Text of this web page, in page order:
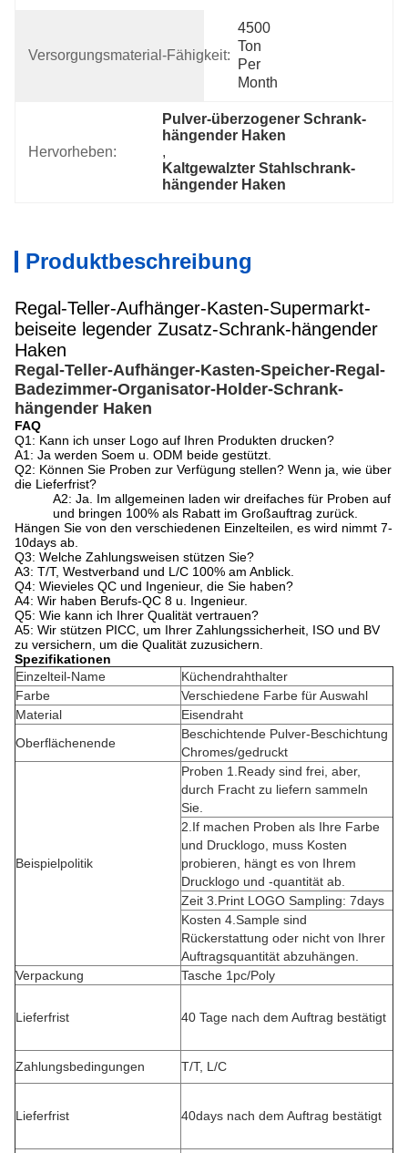
Versorgungsmaterial-Fähigkeit:
4500
Ton
Per
Month
Hervorheben:
Pulver-überzogener Schrank-
hängender Haken
,
Kaltgewalzter Stahlschrank-
hängender Haken
Produktbeschreibung
Regal-Teller-Aufhänger-Kasten-Supermarkt-
beiseite legender Zusatz-Schrank-hängender
Haken
Regal-Teller-Aufhänger-Kasten-Speicher-Regal-
Badezimmer-Organisator-Holder-Schrank-
hängender Haken
FAQ
Q1: Kann ich unser Logo auf Ihren Produkten drucken?
A1: Ja werden Soem u. ODM beide gestützt.
Q2: Können Sie Proben zur Verfügung stellen? Wenn ja, wie über
die Lieferfrist?
A2: Ja. Im allgemeinen laden wir dreifaches für Proben auf
und bringen 100% als Rabatt im Großauftrag zurück.
Hängen Sie von den verschiedenen Einzelteilen, es wird nimmt 7-
10days ab.
Q3: Welche Zahlungsweisen stützen Sie?
A3: T/T, Westverband und L/C 100% am Anblick.
Q4: Wievieles QC und Ingenieur, die Sie haben?
A4: Wir haben Berufs-QC 8 u. Ingenieur.
Q5: Wie kann ich Ihrer Qualität vertrauen?
A5: Wir stützen PICC, um Ihrer Zahlungssicherheit, ISO und BV
zu versichern, um die Qualität zuzusichern.
Spezifikationen
Einzelteil-Name
Küchendrahthalter
Farbe
Verschiedene Farbe für Auswahl
Material
Eisendraht
Oberflächenende
Beschichtende Pulver-Beschichtung
Chromes/gedruckt
Beispielpolitik
Proben 1.Ready sind frei, aber,
durch Fracht zu liefern sammeln
Sie.
2.If machen Proben als Ihre Farbe
und Drucklogo, muss Kosten
probieren, hängt es von Ihrem
Drucklogo und -quantität ab.
Zeit 3.Print LOGO Sampling: 7days
Kosten 4.Sample sind
Rückerstattung oder nicht von Ihrer
Auftragsquantität abzuhängen.
Verpackung
Tasche 1pc/Poly
Lieferfrist 40 Tage nach dem Auftrag bestätigt
Zahlungsbedingungen T/T, L/C
Lieferfrist 40days nach dem Auftrag bestätigt